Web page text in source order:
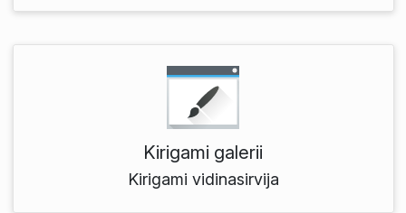
Kirigami galerii
Kirigami vidinasirvija